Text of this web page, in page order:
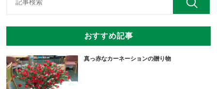
おすすめ記事
真っ赤なカーネーションの贈り物